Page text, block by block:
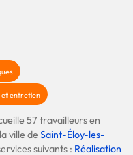
entretien
57 travailleurs en
ville deSaint-Éloy-les-
suivants : Réalisation